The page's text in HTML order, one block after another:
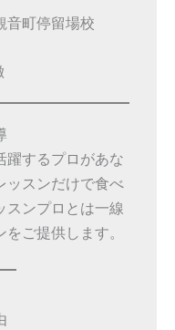
音町停留場校
躍するプロがあな
ッスンだけで食べ
スンプロとは一線
ご提供します。